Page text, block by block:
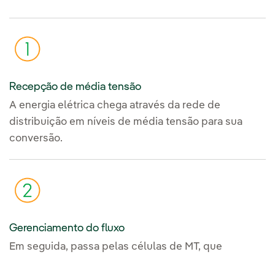
Recepção de média tensão
A energia elétrica chega através da rede de
distribuição em níveis de média tensão para sua
conversão.
Gerenciamento do fluxo
Em seguida, passa pelas células de MT, que